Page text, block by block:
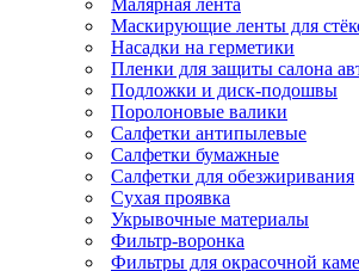
Малярная лента
Маскирующие ленты для
Насадки на герметики
Пленки для защиты салона
Подложки и диск-подошвы
Поролоновые валики
Салфетки антипылевые
Салфетки бумажные
Салфетки для обезжиривания
Сухая проявка
Укрывочные материалы
Фильтр-воронка
Фильтры для окрасочной